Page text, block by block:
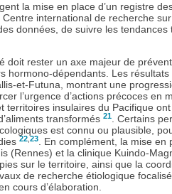
la mise en place d’un registre
international de recherche
données, de suivre les
doit rester un axe majeur de
hormono-dépendants. Les
et-Futuna, montrant une
l’urgence d’actions précoces en
territoires insulaires du Pacifique
transformés 21
. Certains
est connu ou plausible,
22,23
. En complément, la mise
(Rennes) et la clinique Kuindo-
sur le territoire, ainsi que la
de recherche étiologique
cours d’élaboration.